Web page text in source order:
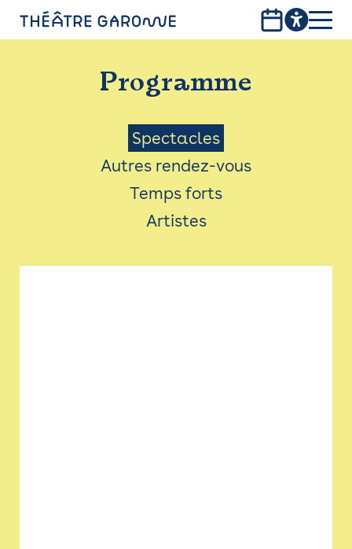
PROGRAMME
INFOS PRATIQUES
AVEC LES PUBLICS
ACCESSIBILITÉ
LES PRODUCTIONS
Programme
Menu
Saison
Spectacles
Autres rendez-vous
Temps forts
Artistes